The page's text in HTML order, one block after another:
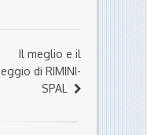
Il meglio e il
di RIMINI-
SPAL